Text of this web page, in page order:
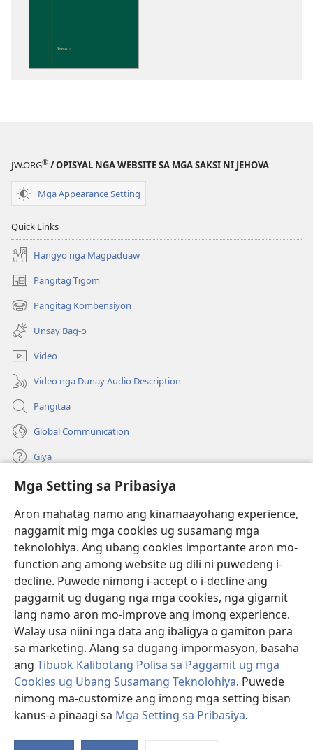
Mga Setting sa Pribasiya
Aron mahatag namo ang kinamaayohang experience,
naggamit mig mga cookies ug susamang mga
teknolohiya. Ang ubang cookies importante aron mo-
function ang among website ug dili ni puwedeng i-
decline. Puwede nimong i-accept o i-decline ang
paggamit ug dugang nga mga cookies, nga gigamit
lang namo aron mo-improve ang imong experience.
Walay usa niini nga data ang ibaligya o gamiton para
sa marketing. Alang sa dugang impormasyon, basaha
ang Tibuok Kalibotang Polisa sa Paggamit ug mga
Cookies ug Ubang Susamang Teknolohiya. Puwede
nimong ma-customize ang imong mga setting bisan
kanus-a pinaagi sa Mga Setting sa Pribasiya.
JW.ORG® / OPISYAL NGA WEBSITE SA MGA SAKSI NI JEHOVA
Mga Appearance Setting
Quick Links
Hangyo nga Magpaduaw
Pangitag Tigom
(mo-
open
ug
bag-
ong
window)
Pangitag Kombensiyon
(mo-
open
ug
bag-
ong
window)
Unsay Bag-o
Video
Video nga Dunay Audio Description
Pangitaa
Global Communication
Giya
Donasyon
(mo-
open
bag-
ong
window)
Watchtower ONLINE NGA LIBRARYA
(mo-
open
ug
bag-
window)
JW Hub
(mo-
open
ug
bag-
ong
window)
JW Library
Watchtower Library
Copyright© 2026 Watch Tower Bible and Tract Society of Pennsylvania.
KONDISYONES SA PAGGAMIT
|POLISA SA PRIBASIYA|
SA PRIBASIYA